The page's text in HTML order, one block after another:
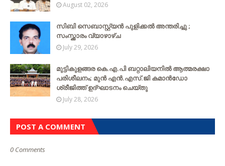
August 02, 2026
സിബി സെബാസ്റ്റ്യന്‍ പുളിക്കല്‍ അന്തരിച്ചു ;
സംസ്ക്കാരം വ്യാഴാഴ്ച
July 29, 2026
മുട്ടികുളങ്ങര കെ.എ.പി ബറ്റാലിയനിൽ ആത്മരക്ഷാ
പരിശീലനം; മുൻ എൻ.എസ്.ജി കമാൻഡോ
ശ്രീജിത്ത് ഉദ്ഘാടനം ചെയ്തു
July 28, 2026
POST A COMMENT
0 Comments